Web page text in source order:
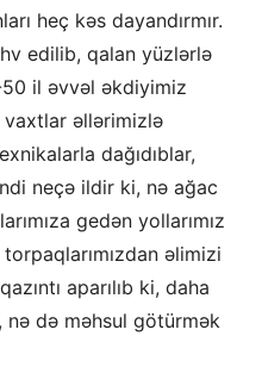
heç kəs dayandırmır.
edilib, qalan yüzlərlə
il əvvəl əkdiyimiz
vaxtlar əllərimizlə
dağıdıblar,
neçə ildir ki, nə ağac
gedən yollarımız
əlimizi
aparılıb ki, daha
də məhsul götürmək